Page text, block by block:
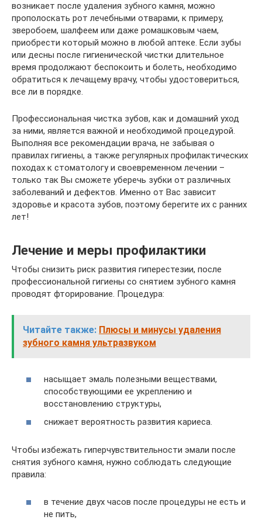
возникает после удаления зубного камня, можно
прополоскать рот лечебными отварами, к примеру,
зверобоем, шалфеем или даже ромашковым чаем,
приобрести который можно в любой аптеке. Если зубы
или десны после гигиенической чистки длительное
время продолжают беспокоить и болеть, необходимо
обратиться к лечащему врачу, чтобы удостовериться,
все ли в порядке.
Профессиональная чистка зубов, как и домашний уход
за ними, является важной и необходимой процедурой.
Выполняя все рекомендации врача, не забывая о
правилах гигиены, а также регулярных профилактических
походах к стоматологу и своевременном лечении –
только так Вы сможете уберечь зубки от различных
заболеваний и дефектов. Именно от Вас зависит
здоровье и красота зубов, поэтому берегите их с ранних
лет!
Лечение и меры профилактики
Чтобы снизить риск развития гиперестезии, после
профессиональной гигиены со снятием зубного камня
проводят фторирование. Процедура:
Читайте также: Плюсы и минусы удаления
зубного камня ультразвуком
насыщает эмаль полезными веществами,
способствующими ее укреплению и
восстановлению структуры,
снижает вероятность развития кариеса.
Чтобы избежать гиперчувствительности эмали после
снятия зубного камня, нужно соблюдать следующие
правила:
в течение двух часов после процедуры не есть и
не пить,